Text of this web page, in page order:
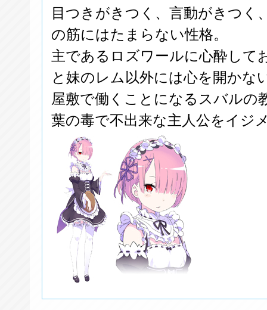
目つきがきつく、言動がきつく
の筋にはたまらない性格。
主であるロズワールに心酔して
と妹のレム以外には心を開かな
屋敷で働くことになるスバルの
葉の毒で不出来な主人公をイジ